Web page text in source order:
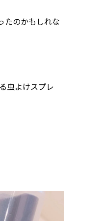
たのかもしれな
虫よけスプレ